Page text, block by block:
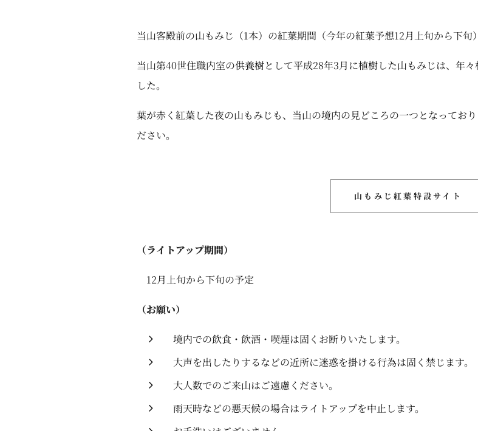
当山客殿前の山もみじ（1本）の紅葉期間（今年の紅葉予想12月上旬から下旬
当山第40世住職内室の供養樹として平成28年3月に植樹した山もみじは、年
した。
葉が赤く紅葉した夜の山もみじも、当山の境内の見どころの一つとなってお
ださい。
山もみじ紅葉特設サイト
（ライトアップ期間）
12月上旬から下旬の予定
（お願い）
境内での飲食・飲酒・喫煙は固くお断りいたします。
大声を出したりするなどの近所に迷惑を掛ける行為は固く禁じます。
大人数でのご来山はご遠慮ください。
雨天時などの悪天候の場合はライトアップを中止します。